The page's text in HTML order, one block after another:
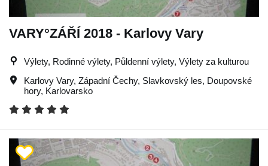
VARY°ZÁŘÍ 2018 - Karlovy Vary
Výlety, Rodinné výlety, Půldenní výlety, Výlety za kulturou
Karlovy Vary, Západní Čechy, Slavkovský les, Doupovské
hory, Karlovarsko